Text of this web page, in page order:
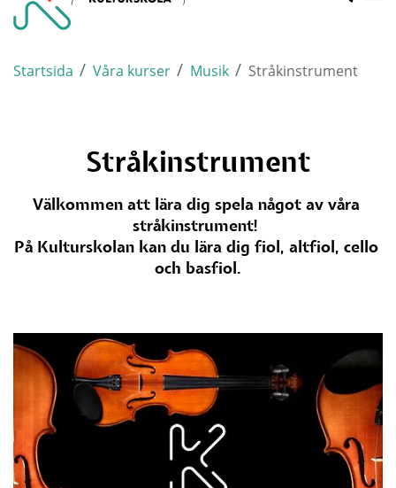
Startsida / Våra kurser / Musik / Stråkinstrument
Stråkinstrument
Välkommen att lära dig spela något av våra
stråkinstrument!
På Kulturskolan kan du lära dig fiol, altfiol, cello
och basfiol.